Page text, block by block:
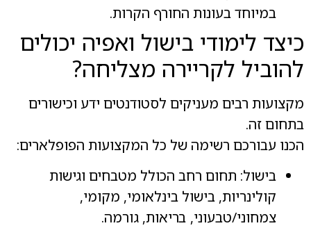
במיוחד בעונות החורף הקרות.
כיצד לימודי בישול ואפיה יכולים
להוביל לקריירה מצליחה?
מקצועות רבים מעניקים לסטודנטים ידע וכישורים
בתחום זה.
הכנו עבורכם רשימה של כל המקצועות הפופלארים:
בישול: תחום רחב הכולל מטבחים וגישות
קולינריות, בישול בינלאומי, מקומי,
צמחוני/טבעוני, בריאות, גורמה.